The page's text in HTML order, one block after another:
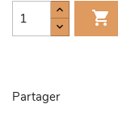

Partager